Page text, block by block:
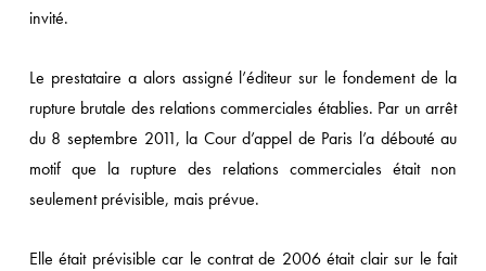
invité.
Le prestataire a alors assigné l’éditeur sur le fondement de la
rupture brutale des relations commerciales établies. Par un arrêt
du 8 septembre 2011, la Cour d’appel de Paris l’a débouté au
motif que la rupture des relations commerciales était non
seulement prévisible, mais prévue.
Elle était prévisible car le contrat de 2006 était clair sur le fait